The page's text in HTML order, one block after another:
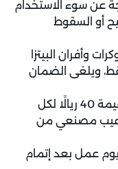
عن سوء الاستخدام
أو السقوط
وأفران البيتزا
ويلغى الضمان
تفرض رسوم إرجاع أو استبدال بقيمة 40 ريالًا لكل
عيب مصنعي من
يتم إعادة المبلغ خلال 7 إلى 14 يوم عمل بعد إتمام